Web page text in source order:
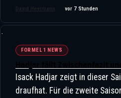
David Heermann vor 7 Stunden
FORMEL 1 NEWS
Isack Hadjar zeigt in dieser
draufhat. Für die zweite